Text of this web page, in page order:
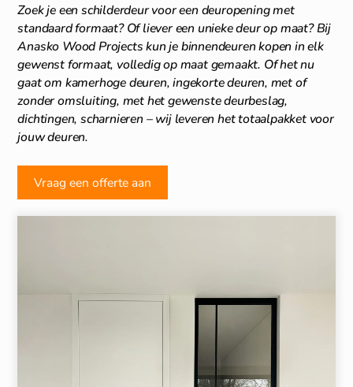
Zoek je een schilderdeur voor een deuropening met
standaard formaat? Of liever een unieke deur op maat? Bij
Anasko Wood Projects kun je binnendeuren kopen in elk
gewenst formaat, volledig op maat gemaakt. Of het nu
gaat om kamerhoge deuren, ingekorte deuren, met of
zonder omsluiting, met het gewenste deurbeslag,
dichtingen, scharnieren – wij leveren het totaalpakket voor
jouw deuren.
Vraag een offerte aan